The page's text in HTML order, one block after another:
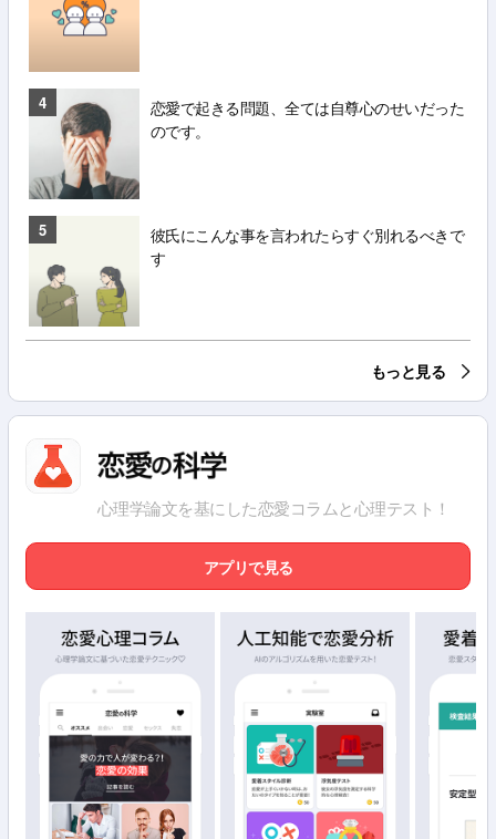
4
恋愛で起きる問題、全ては自尊心のせいだった
のです。
5
彼氏にこんな事を言われたらすぐ別れるべきで
す
もっと見る
心理学論文を基にした恋愛コラムと心理テスト！
アプリで見る